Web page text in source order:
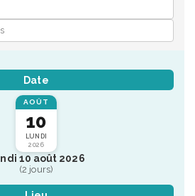
Date
AOÛT
10
LUNDI
2026
10 août 2026
(2 jours)